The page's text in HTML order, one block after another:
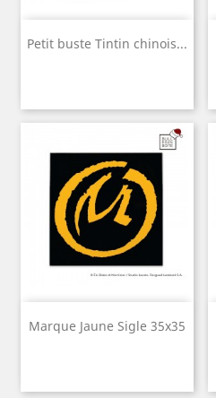
Petit buste Tintin chinois...
Marque Jaune Sigle 35x35